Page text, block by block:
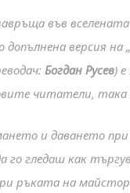
във
допълнена версия
Богдан Русев)
читатели,
и даването
гледаш как
ръката на